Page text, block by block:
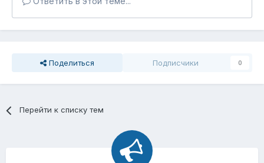
Поделиться Подписчики 0
Перейти к списку тем